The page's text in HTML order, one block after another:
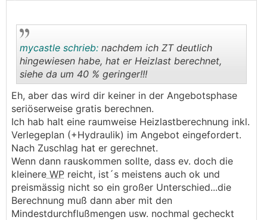
..
mycastle schrieb: nachdem ich ZT deutlich
hingewiesen habe, hat er Heizlast berechnet,
siehe da um 40 % geringer!!!
Eh, aber das wird dir keiner in der Angebotsphase
seriöserweise gratis berechnen.
Ich hab halt eine raumweise Heizlastberechnung inkl.
Verlegeplan (+Hydraulik) im Angebot eingefordert.
Nach Zuschlag hat er gerechnet.
Wenn dann rauskommen sollte, dass ev. doch die
kleinere WP reicht, ist´s meistens auch ok und
preismässig nicht so ein großer Unterschied...die
Berechnung muß dann aber mit den
Mindestdurchflußmengen usw. nochmal gecheckt